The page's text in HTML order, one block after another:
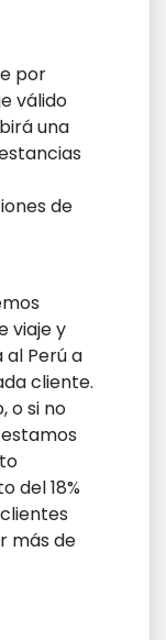
por
válido
una
de
viaje y
Perú a
cliente.
o si no
del 18%
más de